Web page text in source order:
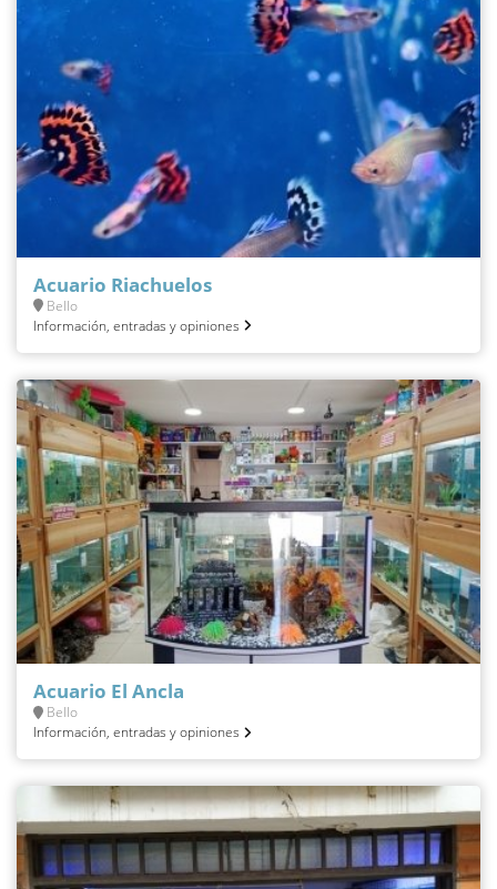
Acuario Riachuelos
Bello
Información, entradas y opiniones
Acuario El Ancla
Bello
Información, entradas y opiniones